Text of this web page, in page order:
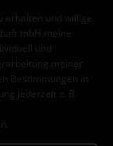
erhalten und willige
mbH meine
und
meiner
Bestimmungen in
jederzeit z. B.